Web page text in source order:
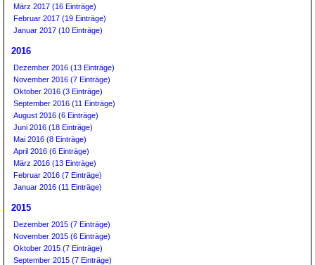
März 2017 (16 Einträge)
Februar 2017 (19 Einträge)
Januar 2017 (10 Einträge)
2016
Dezember 2016 (13 Einträge)
November 2016 (7 Einträge)
Oktober 2016 (3 Einträge)
September 2016 (11 Einträge)
August 2016 (6 Einträge)
Juni 2016 (18 Einträge)
Mai 2016 (8 Einträge)
April 2016 (6 Einträge)
März 2016 (13 Einträge)
Februar 2016 (7 Einträge)
Januar 2016 (11 Einträge)
2015
Dezember 2015 (7 Einträge)
November 2015 (6 Einträge)
Oktober 2015 (7 Einträge)
September 2015 (7 Einträge)